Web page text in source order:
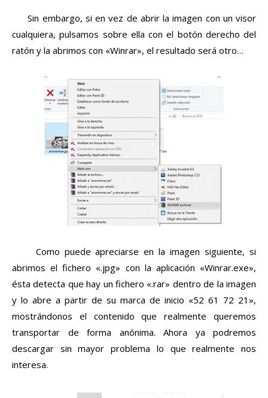
Sin embargo, si en vez de abrir la imagen con un visor
cualquiera, pulsamos sobre ella con el botón derecho del
ratón y la abrimos con «Winrar», el resultado será otro…
Como puede apreciarse en la imagen siguiente, si
abrimos el fichero «.jpg» con la aplicación «Winrar.exe»,
ésta detecta que hay un fichero «.rar» dentro de la imagen
y lo abre a partir de su marca de inicio «52 61 72 21»,
mostrándonos el contenido que realmente queremos
transportar de forma anónima. Ahora ya podremos
descargar sin mayor problema lo que realmente nos
interesa.